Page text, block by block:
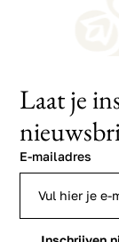
Laat je
E-mailadres